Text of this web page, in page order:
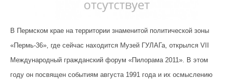
В Пермском крае на территории знаменитой политической зоны
«Пермь-36», где сейчас находится Музей ГУЛАГа, открылся VII
Международный гражданский форум «Пилорама 2011». В этом
году он посвящен событиям августа 1991 года и их осмыслению